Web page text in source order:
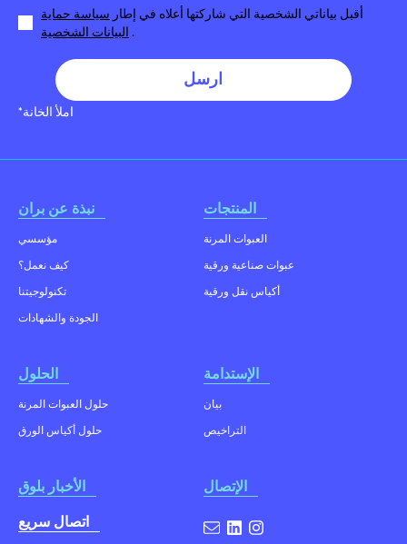
أقبل بياناتي الشخصية التي شاركتها أعلاه في إطار سياسة حماية
البيانات الشخصية .
ارسل
*املأ الخانة
نبذة عن بران
مؤسسي
كيف نعمل؟
تكنولوجيتنا
الجودة والشهادات
المنتجات
العبوات المرنة
عبوات صناعية ورقية
أكياس نقل ورقية
الحلول
حلول العبوات المرنة
حلول أكياس الورق
الإستدامة
بيان
التراخيص
الأخبار بلوق
الإتصال
اتصال سريع